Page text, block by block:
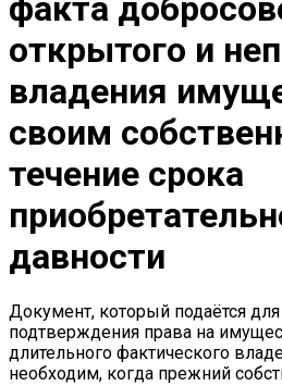
факта
открытого и
владения
своим
течение срока
давности
Документ, который подаётся
подтверждения права на
длительного фактического
необходим, когда прежний